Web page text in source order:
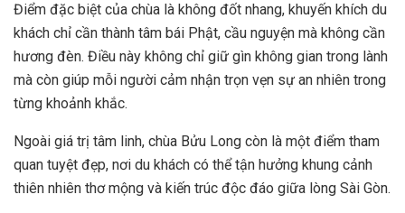
Điểm đặc biệt của chùa là không đốt nhang, khuyến khích du
khách chỉ cần thành tâm bái Phật, cầu nguyện mà không cần
hương đèn. Điều này không chỉ giữ gìn không gian trong lành
mà còn giúp mỗi người cảm nhận trọn vẹn sự an nhiên trong
từng khoảnh khắc.
Ngoài giá trị tâm linh, chùa Bửu Long còn là một điểm tham
quan tuyệt đẹp, nơi du khách có thể tận hưởng khung cảnh
thiên nhiên thơ mộng và kiến trúc độc đáo giữa lòng Sài Gòn.